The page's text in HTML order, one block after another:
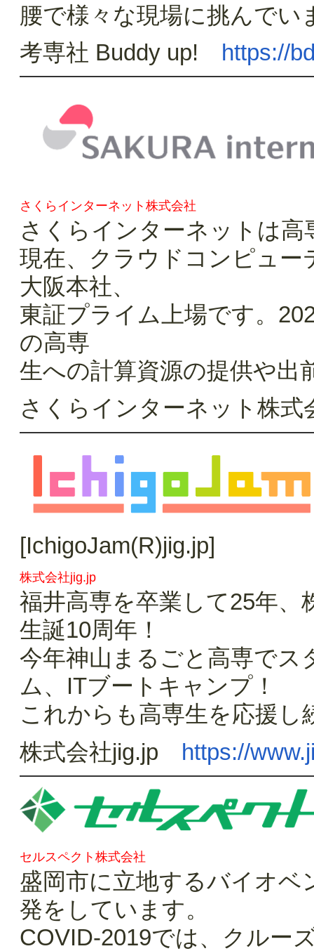
腰で様々な現場に挑んでい
考専社 Buddy up! https://
さくらインターネット株式会社
さくらインターネットは
現在、クラウドコンピュ
大阪本社、
東証プライム上場です。
の高専
生への計算資源の提供や出
さくらインターネット株
[IchigoJam(R)jig.jp]
株式会社jig.jp
福井高専を卒業して25年、
生誕10周年！
今年神山まるごと高専で
ム、ITブートキャンプ！
これからも高専生を応援し
株式会社jig.jp https://
セルスペクト株式会社
盛岡市に立地するバイオベ
発をしています。
COVID-2019では、クルー